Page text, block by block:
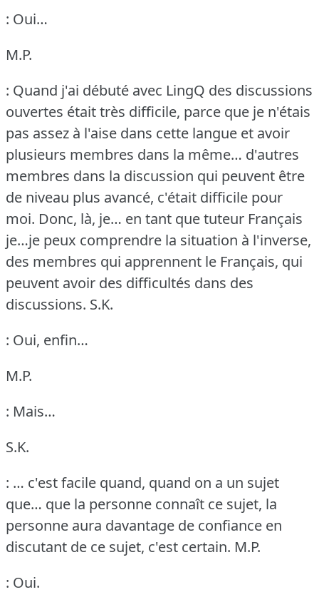
: Oui…
M.P.
: Quand j'ai débuté avec LingQ des discussions
ouvertes était très difficile, parce que je n'étais
pas assez à l'aise dans cette langue et avoir
plusieurs membres dans la même… d'autres
membres dans la discussion qui peuvent être
de niveau plus avancé, c'était difficile pour
moi. Donc, là, je… en tant que tuteur Français
je…je peux comprendre la situation à l'inverse,
des membres qui apprennent le Français, qui
peuvent avoir des difficultés dans des
discussions. S.K.
: Oui, enfin…
M.P.
: Mais…
S.K.
: … c'est facile quand, quand on a un sujet
que… que la personne connaît ce sujet, la
personne aura davantage de confiance en
discutant de ce sujet, c'est certain. M.P.
: Oui.